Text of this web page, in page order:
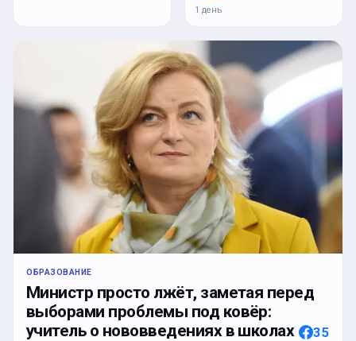
1 день
ОБРАЗОВАНИЕ
Министр просто лжёт, заметая перед
выборами проблемы под ковёр:
учитель о нововведениях в школах
35